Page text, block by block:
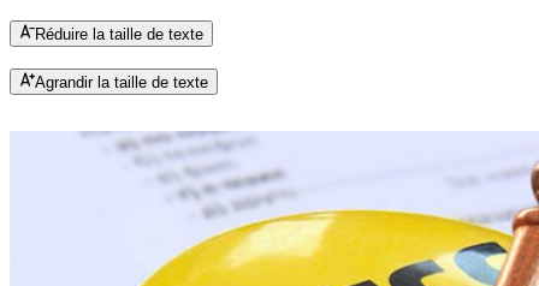
Réduire la taille de texte
Agrandir la taille de texte